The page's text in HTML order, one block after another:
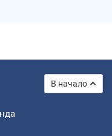
В начало